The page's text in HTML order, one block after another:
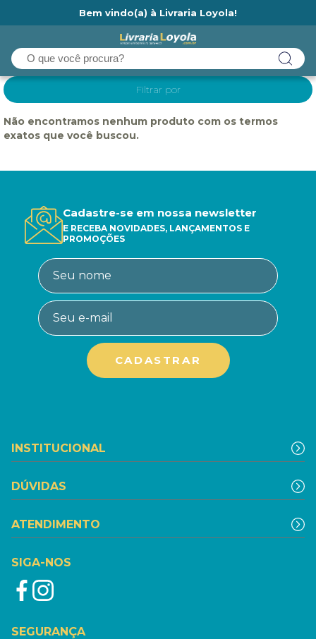
Bem vindo(a) à Livraria Loyola!
Filtrar por
Não encontramos nenhum produto com os termos
exatos que você buscou.
Cadastre-se em nossa newsletter
E RECEBA NOVIDADES, LANÇAMENTOS E
PROMOÇÕES
INSTITUCIONAL
DÚVIDAS
ATENDIMENTO
SIGA-NOS
SEGURANÇA